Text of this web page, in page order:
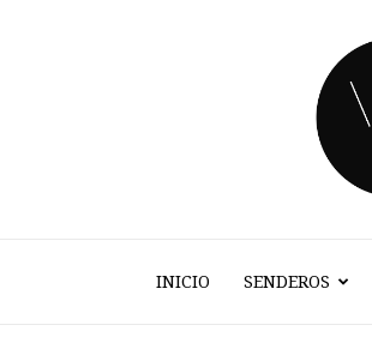
INICIO SENDEROS